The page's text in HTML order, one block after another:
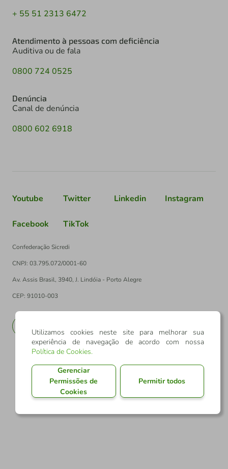
+ 55 51 2313 6472
Atendimento à pessoas com deficiência
Auditiva ou de fala
0800 724 0525
Denúncia
Canal de denúncia
0800 602 6918
Youtube Twitter Linkedin Instagram
Facebook TikTok
Confederação Sicredi
CNPJ: 03.795.072/0001-60
Av. Assis Brasil, 3940, J. Lindóia - Porto Alegre
CEP: 91010-003
Utilizamos cookies neste site para melhorar sua
experiência de navegação de acordo com nossa
Política de Cookies.
Gerenciar
Permissões de
Cookies
Permitir todos